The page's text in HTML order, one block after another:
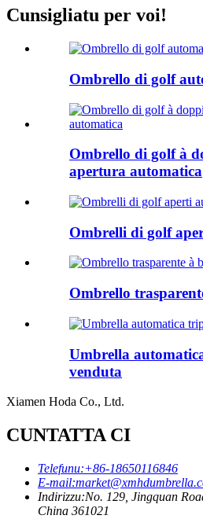
Cunsigliatu per voi!
Ombrello di golf
Ombrello di golf à
apertura automatica
Ombrelli di golf
Ombrello
Umbrella
venduta
Xiamen Hoda Co., Ltd.
CUNTATTA CI
Telefunu:+86-18650116846
E-mail:
Indirizzu:No. 129, Jingquan
China 361021